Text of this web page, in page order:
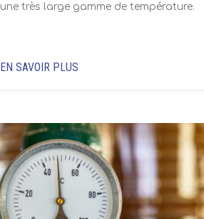
une très large gamme de température.
EN SAVOIR PLUS